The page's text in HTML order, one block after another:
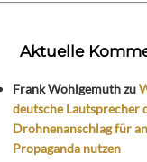
Aktuelle
Frank Wohlgemuthzu
deutsche Lautsprecher
Drohnenanschlag für
Propaganda nutzen